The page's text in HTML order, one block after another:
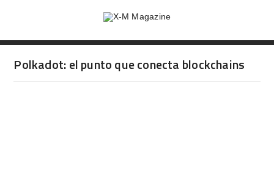
Polkadot: el punto que conecta blockchains